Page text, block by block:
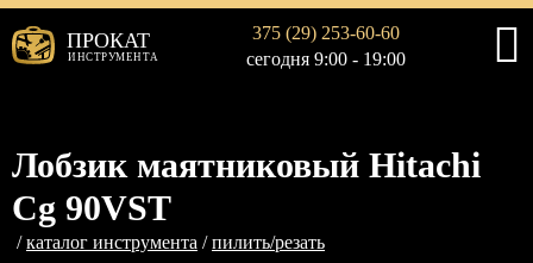
ПРОКАТ
ИНСТРУМЕНТА
375 (29) 253-60-60
сегодня 9:00 - 19:00
Лобзик маятниковый Hitachi
Cg 90VST
каталог инструмента пилить/резать